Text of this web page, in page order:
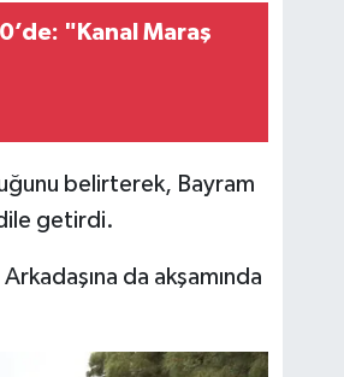
"Kanal Maraş
belirterek, Bayram
getirdi.
da akşamında